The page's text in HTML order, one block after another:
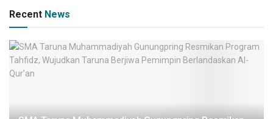
Recent News